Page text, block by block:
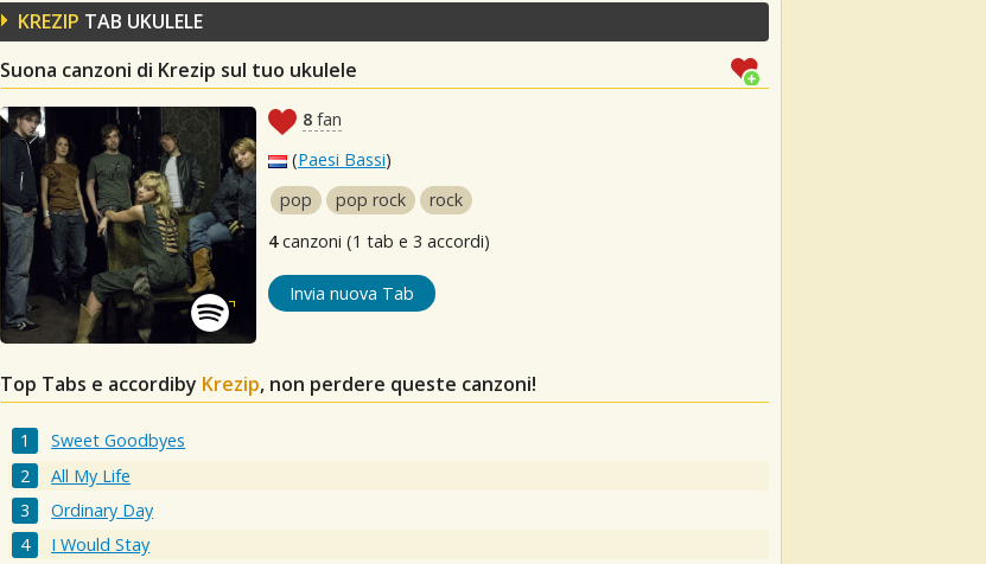
KREZIP TAB UKULELE
Suona canzoni di Krezip sul tuo ukulele
8 fan
(Paesi Bassi)
pop
pop rock
rock
4canzoni (1 tab e 3 accordi)
Invia nuova Tab
Top Tabs e accordiby Krezip, non perdere queste canzoni!
Sweet Goodbyes
All My Life
Ordinary Day
I Would Stay